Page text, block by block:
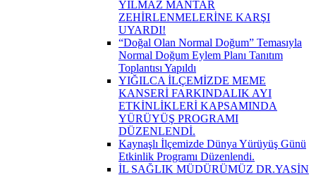
YILMAZ MANTAR
ZEHİRLENMELERİNE KARŞI
UYARDI!
“Doğal Olan Normal Doğum” Temasıyla
Normal Doğum Eylem Planı Tanıtım
Toplantısı Yapıldı
YIĞILCA İLÇEMİZDE MEME
KANSERİ FARKINDALIK AYI
ETKİNLİKLERİ KAPSAMINDA
YÜRÜYÜŞ PROGRAMI
DÜZENLENDİ.
Kaynaşlı İlçemizde Dünya Yürüyüş Günü
Etkinlik Programı Düzenlendi.
İL SAĞLIK MÜDÜRÜMÜZ DR.YASİN